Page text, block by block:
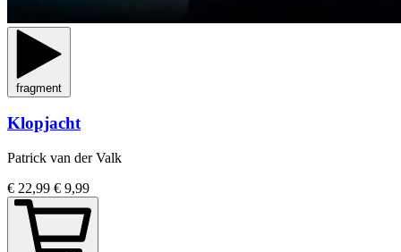
fragment
Klopjacht
Patrick van der Valk
€ 22,99 € 9,99